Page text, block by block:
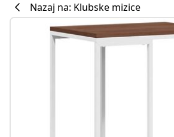
Nazaj na: Klubske mizice